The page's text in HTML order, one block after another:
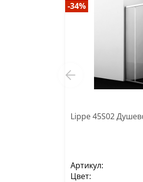
-34%
Lippe 45S02
Артикул:
Цвет: